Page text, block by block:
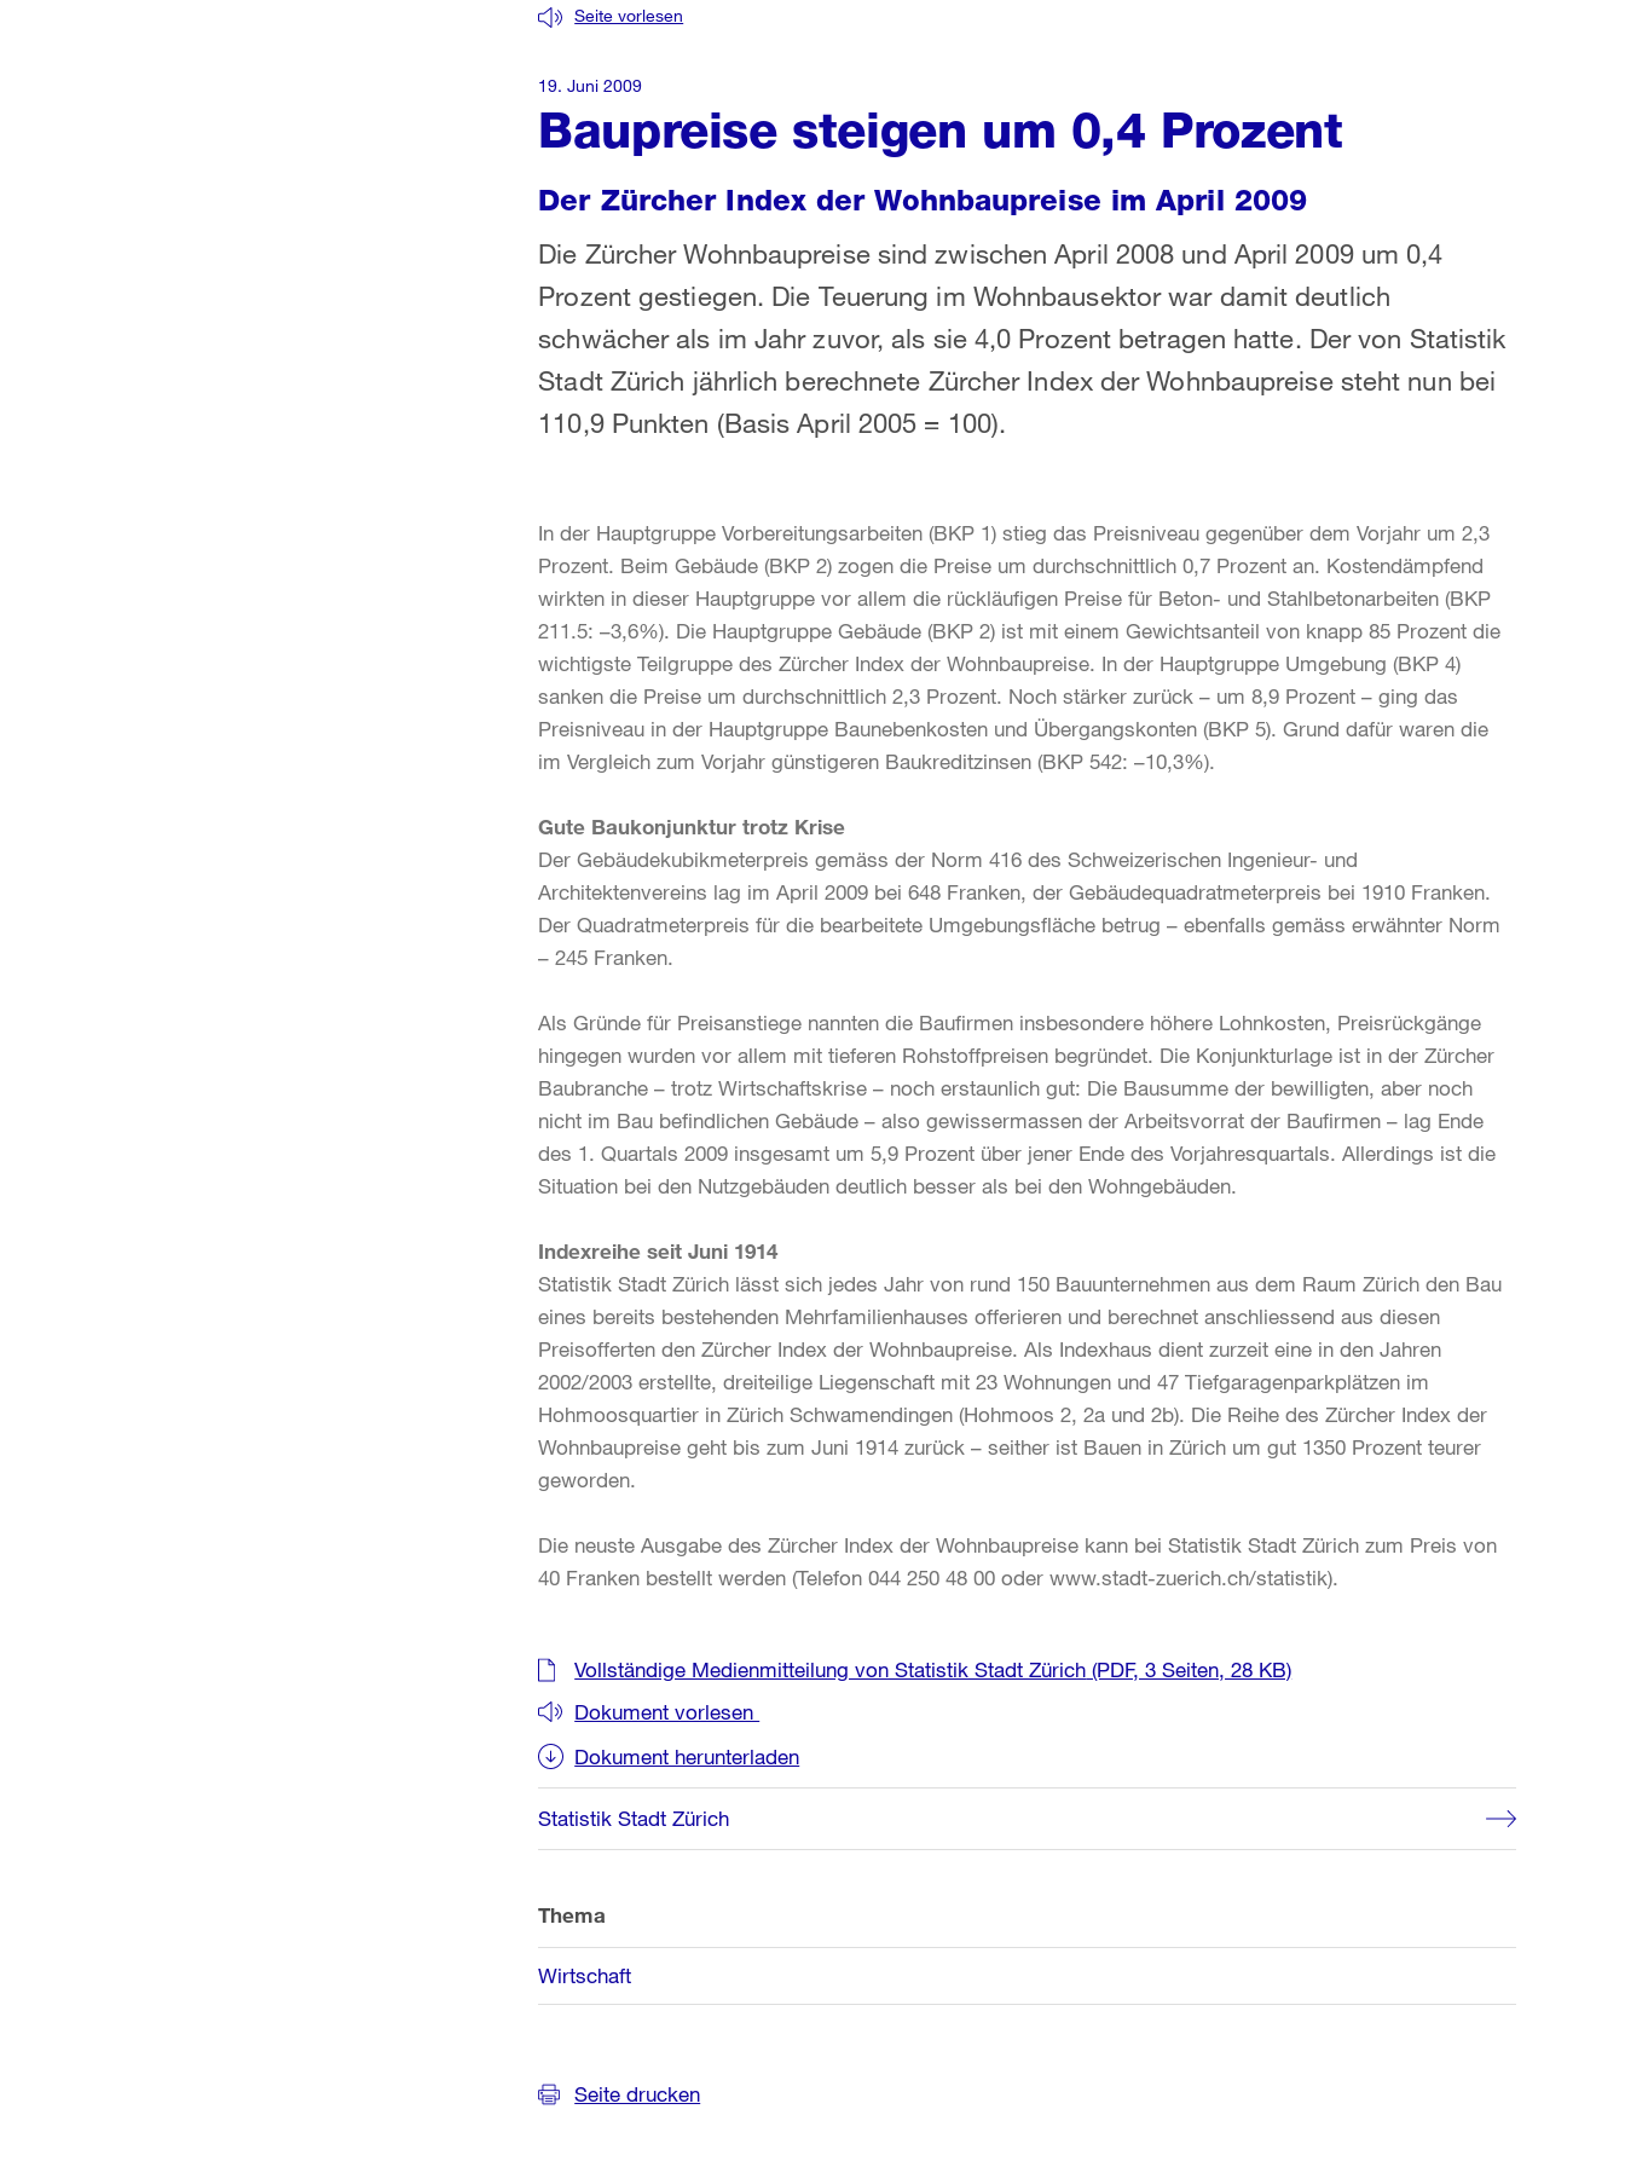
Baupreise steigen um 0,4 Prozent
Seite vorlesen
Der Zürcher Index der Wohnbaupreise im April 2009
Die Zürcher Wohnbaupreise sind zwischen April 2008 und April 2009 um 0,4
Prozent gestiegen. Die Teuerung im Wohnbausektor war damit deutlich
schwächer als im Jahr zuvor, als sie 4,0 Prozent betragen hatte. Der von Statistik
Stadt Zürich jährlich berechnete Zürcher Index der Wohnbaupreise steht nun bei
110,9 Punkten (Basis April 2005 = 100).
19. Juni 2009
In der Hauptgruppe Vorbereitungsarbeiten (BKP 1) stieg das Preisniveau gegenüber dem Vorjahr um 2,3
Prozent. Beim Gebäude (BKP 2) zogen die Preise um durchschnittlich 0,7 Prozent an. Kostendämpfend
wirkten in dieser Hauptgruppe vor allem die rückläufigen Preise für Beton- und Stahlbetonarbeiten (BKP
211.5: –3,6%). Die Hauptgruppe Gebäude (BKP 2) ist mit einem Gewichtsanteil von knapp 85 Prozent die
wichtigste Teilgruppe des Zürcher Index der Wohnbaupreise. In der Hauptgruppe Umgebung (BKP 4)
sanken die Preise um durchschnittlich 2,3 Prozent. Noch stärker zurück – um 8,9 Prozent – ging das
Preisniveau in der Hauptgruppe Baunebenkosten und Übergangskonten (BKP 5). Grund dafür waren die
im Vergleich zum Vorjahr günstigeren Baukreditzinsen (BKP 542: –10,3%).
Gute Baukonjunktur trotz Krise
Der Gebäudekubikmeterpreis gemäss der Norm 416 des Schweizerischen Ingenieur- und
Architektenvereins lag im April 2009 bei 648 Franken, der Gebäudequadratmeterpreis bei 1910 Franken.
Der Quadratmeterpreis für die bearbeitete Umgebungsfläche betrug – ebenfalls gemäss erwähnter Norm
– 245 Franken.
Als Gründe für Preisanstiege nannten die Baufirmen insbesondere höhere Lohnkosten, Preisrückgänge
hingegen wurden vor allem mit tieferen Rohstoffpreisen begründet. Die Konjunkturlage ist in der Zürcher
Baubranche – trotz Wirtschaftskrise – noch erstaunlich gut: Die Bausumme der bewilligten, aber noch
nicht im Bau befindlichen Gebäude – also gewissermassen der Arbeitsvorrat der Baufirmen – lag Ende
des 1. Quartals 2009 insgesamt um 5,9 Prozent über jener Ende des Vorjahresquartals. Allerdings ist die
Situation bei den Nutzgebäuden deutlich besser als bei den Wohngebäuden.
Indexreihe seit Juni 1914
Statistik Stadt Zürich lässt sich jedes Jahr von rund 150 Bauunternehmen aus dem Raum Zürich den Bau
eines bereits bestehenden Mehrfamilienhauses offerieren und berechnet anschliessend aus diesen
Preisofferten den Zürcher Index der Wohnbaupreise. Als Indexhaus dient zurzeit eine in den Jahren
2002/2003 erstellte, dreiteilige Liegenschaft mit 23 Wohnungen und 47 Tiefgaragenparkplätzen im
Hohmoosquartier in Zürich Schwamendingen (Hohmoos 2, 2a und 2b). Die Reihe des Zürcher Index der
Wohnbaupreise geht bis zum Juni 1914 zurück – seither ist Bauen in Zürich um gut 1350 Prozent teurer
geworden.
Die neuste Ausgabe des Zürcher Index der Wohnbaupreise kann bei Statistik Stadt Zürich zum Preis von
40 Franken bestellt werden (Telefon 044 250 48 00 oder www.stadt-zuerich.ch/statistik).
Weitere
Informationen
Vollständige Medienmitteilung von Statistik Stadt Zürich (PDF, 3 Seiten, 28 KB)
Dokument vorlesen
Dokument herunterladen
Statistik Stadt Zürich
Thema
Wirtschaft
Seite drucken